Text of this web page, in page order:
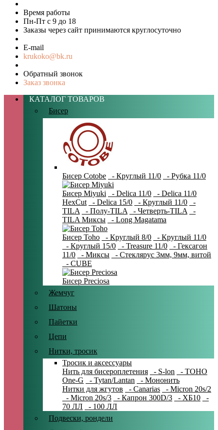
Время работы
Пн-Пт с 9 до 18
Заказы через сайт принимаются круглосуточно
E-mail
krukoko@bk.ru
Обратный звонок
Заказ звонка
КАТАЛОГ ТОВАРОВ
Бисер
Бисер Cotobe - Круглый 11/0 - Рубка 11/0
Бисер Miyuki - Delica 11/0
- Delica 11/0
HexCut
- Delica 15/0 - Круглый 11/0
-
TILA
- Полу-TILA - Четверть-TILA
-
TILA Миксы
- Long Magatama
Бисер Toho - Круглый 8/0
- Круглый 11/0
- Круглый 15/0
- Treasure 11/0
- Гексагон
11/0
- Миксы
- Стеклярус 3мм, 9мм, витой
- CUBE
Бисер Preciosa
Жемчуг
Шатоны
Пайетки
Цепи
Нитки, тросик
Тросик и аксессуары
Нить для бисероплетения
- S-lon
- TOHO
One-G
- Tytan/Lantan
- Мононить
Нитки для жгутов
- Canarias
- Micron 20s/2
- Micron 20s/3
- Капрон 300D/3 - ХБ10
-
70 ЛЛ
- 100 ЛЛ
Подвески, рондели